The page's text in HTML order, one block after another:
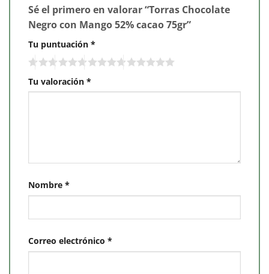
Sé el primero en valorar “Torras Chocolate
Negro con Mango 52% cacao 75gr”
Tu puntuación *
Tu valoración *
Nombre *
Correo electrónico *